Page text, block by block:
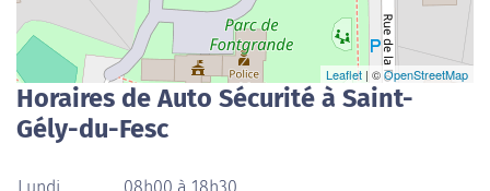
Leaflet | ©OpenStreetMap
Horaires de Auto Sécurité à Saint-
Gély-du-Fesc